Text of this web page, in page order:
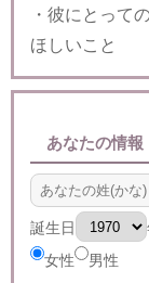
・彼にとって
ほしいこと
あなたの情報
誕生日
女性
男性